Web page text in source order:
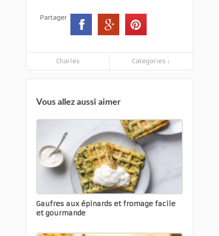
Partager
Charles Categories ↓
Vous allez aussi aimer
Gaufres aux épinards et fromage facile
et gourmande